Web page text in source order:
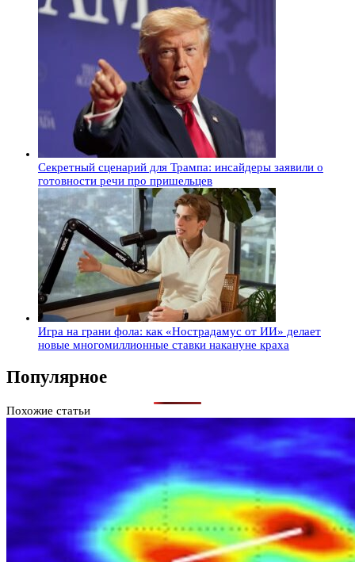
Секретный сценарий для Трампа: инсайдеры заявили о
готовности речи про пришельцев
Игра на грани фола: как «Нострадамус от ИИ» делает
новые многомиллионные ставки накануне краха
Популярное
Похожие статьи